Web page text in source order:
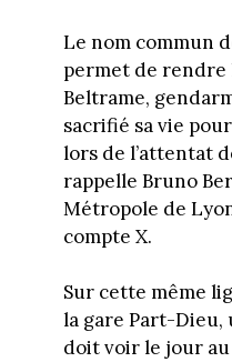
Le nom commun
permet de rendre
Beltrame,
sacrifié sa vie
lors de l’attentat
rappelle Bruno
Métropole de
compte X.
Sur cette même
la gare Part-
doit voir le jour